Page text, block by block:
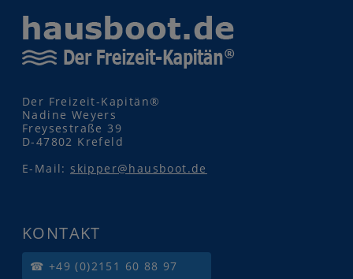
Der Freizeit-Kapitän®
Nadine Weyers
Freysestraße 39
D-47802 Krefeld
E-Mail: skipper@hausboot.de
KONTAKT
☎ +49 (0)2151 60 88 97